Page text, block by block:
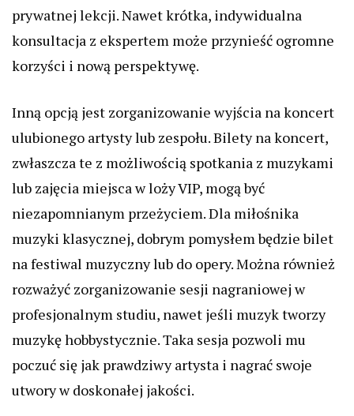
prywatnej lekcji. Nawet krótka, indywidualna
konsultacja z ekspertem może przynieść ogromne
korzyści i nową perspektywę.
Inną opcją jest zorganizowanie wyjścia na koncert
ulubionego artysty lub zespołu. Bilety na koncert,
zwłaszcza te z możliwością spotkania z muzykami
lub zajęcia miejsca w loży VIP, mogą być
niezapomnianym przeżyciem. Dla miłośnika
muzyki klasycznej, dobrym pomysłem będzie bilet
na festiwal muzyczny lub do opery. Można również
rozważyć zorganizowanie sesji nagraniowej w
profesjonalnym studiu, nawet jeśli muzyk tworzy
muzykę hobbystycznie. Taka sesja pozwoli mu
poczuć się jak prawdziwy artysta i nagrać swoje
utwory w doskonałej jakości.